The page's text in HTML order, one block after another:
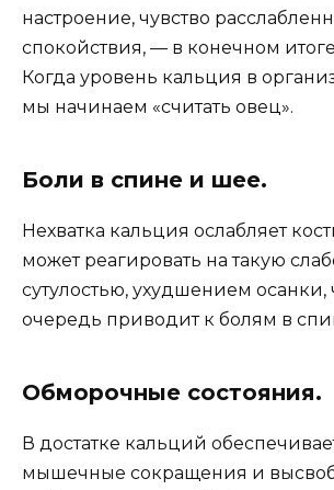
настроение, чувство
спокойствия, — в конечном
Когда уровень кальция в
мы начинаем «считать овец».
Боли в спине и шее.
Нехватка кальция ослабляет
может реагировать на такую
сутулостью, ухудшением осанки,
очередь приводит к болям в
Обморочные состояния.
В достатке кальций
мышечные сокращения и